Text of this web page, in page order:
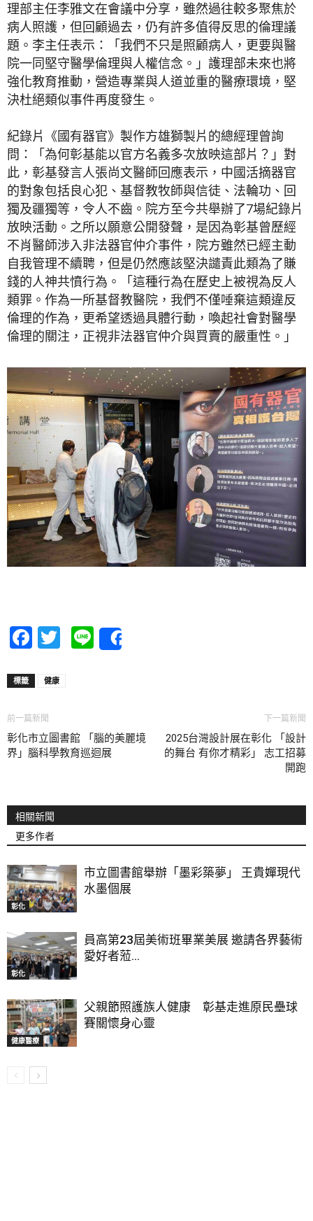
理部主任李雅文在會議中分享，雖然過往較多聚焦於
病人照護，但回顧過去，仍有許多值得反思的倫理議
題。李主任表示：「我們不只是照顧病人，更要與醫
院一同堅守醫學倫理與人權信念。」護理部未來也將
強化教育推動，營造專業與人道並重的醫療環境，堅
決杜絕類似事件再度發生。
紀錄片《國有器官》製作方雄獅製片的總經理曾詢
問：「為何彰基能以官方名義多次放映這部片？」對
此，彰基發言人張尚文醫師回應表示，中國活摘器官
的對象包括良心犯、基督教牧師與信徒、法輪功、回
獨及疆獨等，令人不齒。院方至今共舉辦了7場紀錄片
放映活動。之所以願意公開發聲，是因為彰基曾歷經
不肖醫師涉入非法器官仲介事件，院方雖然已經主動
自我管理不續聘，但是仍然應該堅決譴責此類為了賺
錢的人神共憤行為。「這種行為在歷史上被視為反人
類罪。作為一所基督教醫院，我們不僅唾棄這類違反
倫理的作為，更希望透過具體行動，喚起社會對醫學
倫理的關注，正視非法器官仲介與買賣的嚴重性。」
Facebook
Twitter
Line
標籤 健康
前一篇新聞
彰化市立圖書館 「腦的美麗境
界」腦科學教育巡迴展
下一篇新聞
2025台灣設計展在彰化 「設計
的舞台 有你才精彩」 志工招募
開跑
相關新聞
更多作者
彰化
市立圖書館舉辦「墨彩築夢」 王貴嬋現代
水墨個展
彰化
員高第23屆美術班畢業美展 邀請各界藝術
愛好者蒞...
健康醫療
父親節照護族人健康 彰基走進原民壘球
賽關懷身心靈